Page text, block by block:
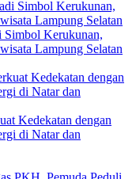
Simbol Kerukunan,
Lampung Selatan
Kedekatan dengan
di Natar dan